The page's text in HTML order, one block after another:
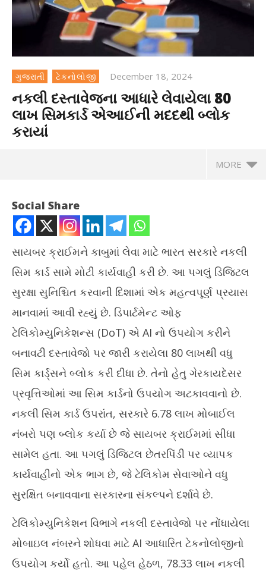
ગુજરાતી ટેકનોલોજી December 18, 2024
નકલી દસ્તાવેજના આધારે લેવાયેલા 80
લાખ સિમકાર્ડ એઆઈની મદદથી બ્લોક
કરાયાં
MORE
નકલી દસ્તાવેજના આધારે લેવાયેલા 80 લાખ સિમકાર્ડ એઆઈની
મદદથી બ્લોક કરાયાં
December
18, 2024
Social Share
સાયબર ક્રાઈમને કાબુમાં લેવા માટે ભારત સરકારે નકલી
સિમ કાર્ડ સામે મોટી કાર્યવાહી કરી છે. આ પગલું ડિજિટલ
સુરક્ષા સુનિશ્ચિત કરવાની દિશામાં એક મહત્વપૂર્ણ પ્રયાસ
માનવામાં આવી રહ્યું છે. ડિપાર્ટમેન્ટ ઓફ
ટેલિકોમ્યુનિકેશન્સ (DoT) એ AI નો ઉપયોગ કરીને
બનાવટી દસ્તાવેજો પર જારી કરાયેલા 80 લાખથી વધુ
સિમ કાર્ડ્સને બ્લોક કરી દીધા છે. તેનો હેતુ ગેરકાયદેસર
પ્રવૃત્તિઓમાં આ સિમ કાર્ડનો ઉપયોગ અટકાવવાનો છે.
નકલી સિમ કાર્ડ ઉપરાંત, સરકારે 6.78 લાખ મોબાઈલ
નંબરો પણ બ્લોક કર્યા છે જે સાયબર ક્રાઈમમાં સીધા
સામેલ હતા. આ પગલું ડિજિટલ છેતરપિંડી પર વ્યાપક
કાર્યવાહીનો એક ભાગ છે, જે ટેલિકોમ સેવાઓને વધુ
સુરક્ષિત બનાવવાના સરકારના સંકલ્પને દર્શાવે છે.
ટેલિકોમ્યુનિકેશન વિભાગે નકલી દસ્તાવેજો પર નોંધાયેલા
મોબાઇલ નંબરને શોધવા માટે AI આધારિત ટેકનોલોજીનો
ઉપયોગ કર્યો હતો. આ પહેલ હેઠળ, 78.33 લાખ નકલી